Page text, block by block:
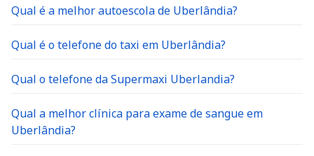
Qual é a melhor autoescola de Uberlândia?
Qual é o telefone do taxi em Uberlândia?
Qual o telefone da Supermaxi Uberlandia?
Qual a melhor clínica para exame de sangue em
Uberlândia?